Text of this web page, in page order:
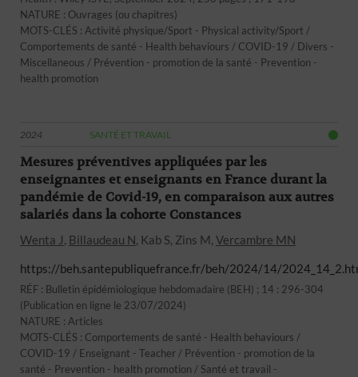
NATURE : Ouvrages (ou chapitres)
MOTS-CLÉS : Activité physique/Sport - Physical activity/Sport /
Comportements de santé - Health behaviours / COVID-19 / Divers -
Miscellaneous / Prévention - promotion de la santé - Prevention -
health promotion
2024 SANTÉ ET TRAVAIL
Mesures préventives appliquées par les
enseignantes et enseignants en France durant la
pandémie de Covid-19, en comparaison aux autres
salariés dans la cohorte Constances
Wenta J, Billaudeau N, Kab S, Zins M, Vercambre MN
https://beh.santepubliquefrance.fr/beh/2024/14/
RÉF : Bulletin épidémiologique hebdomadaire (BEH) ; 14 : 296-304
(Publication en ligne le 23/07/2024)
NATURE : Articles
MOTS-CLÉS : Comportements de santé - Health behaviours /
COVID-19 / Enseignant - Teacher / Prévention - promotion de la
santé - Prevention - health promotion / Santé et travail -